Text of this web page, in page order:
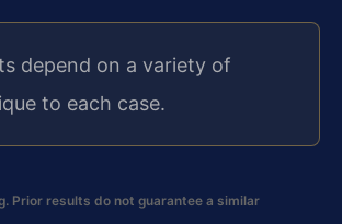
depend on a variety of
to each case.
Prior results do not guarantee a similar